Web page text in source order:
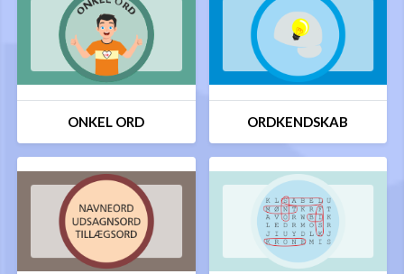
ONKEL ORD ORDKENDSKAB